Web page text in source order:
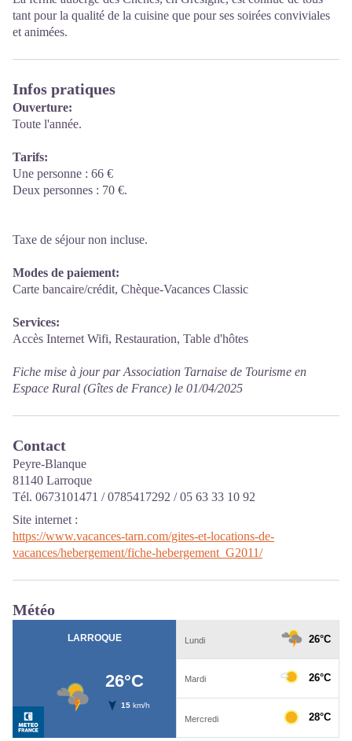
tant pour la qualité de la cuisine que pour ses soirées conviviales
et animées.
Infos pratiques
Ouverture:
Toute l'année.
Tarifs:
Une personne : 66 €
Deux personnes : 70 €.
Taxe de séjour non incluse.
Modes de paiement:
Carte bancaire/crédit, Chèque-Vacances Classic
Services:
Accès Internet Wifi, Restauration, Table d'hôtes
Fiche mise à jour par Association Tarnaise de Tourisme en
Espace Rural (Gîtes de France) le 01/04/2025
Contact
Peyre-Blanque
81140 Larroque
Tél. 0673101471 / 0785417292 / 05 63 33 10 92
Site internet :
https://www.vacances-tarn.com/gites-et-locations-de-
vacances/hebergement/fiche-hebergement_G2011/
Météo